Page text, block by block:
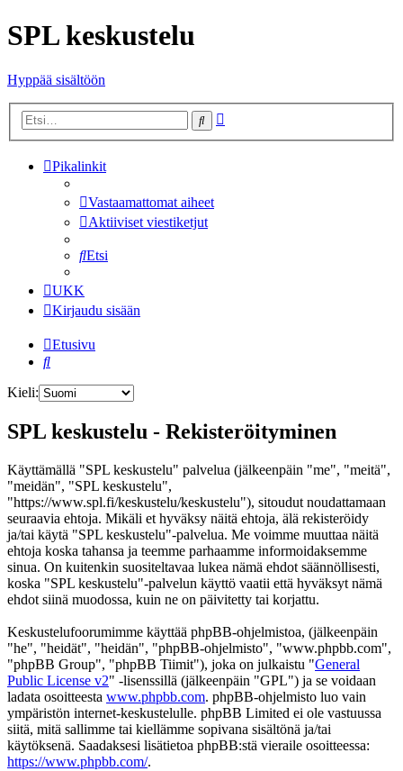
SPL keskustelu
Hyppää sisältöön
Etsi
Pikalinkit
Vastaamattomat aiheet
Aktiiviset viestiketjut
Etsi
UKK
Kirjaudu sisään
Etusivu
Etsi
Kieli:
SPL keskustelu - Rekisteröityminen
Käyttämällä "SPL keskustelu" palvelua (jälkeenpäin "me", "meitä",
"meidän", "SPL keskustelu",
"https://www.spl.fi/keskustelu/keskustelu"), sitoudut noudattamaan
seuraavia ehtoja. Mikäli et hyväksy näitä ehtoja, älä rekisteröidy
ja/tai käytä "SPL keskustelu"-palvelua. Me voimme muuttaa näitä
ehtoja koska tahansa ja teemme parhaamme informoidaksemme
sinua. On kuitenkin suositeltavaa lukea nämä ehdot säännöllisesti,
koska "SPL keskustelu"-palvelun käyttö vaatii että hyväksyt nämä
ehdot siinä muodossa, kuin ne on päivitetty tai korjattu.
Keskustelufoorumimme käyttää phpBB-ohjelmistoa, (jälkeenpäin
"he", "heidät", "heidän", "phpBB-ohjelmisto", "www.phpbb.com",
"phpBB Group", "phpBB Tiimit"), joka on julkaistu "General
Public License v2" -lisenssillä (jälkeenpäin "GPL") ja se voidaan
ladata osoitteesta www.phpbb.com. phpBB-ohjelmisto luo vain
ympäristön internet-keskustelulle. phpBB Limited ei ole vastuussa
siitä, mitä sallimme tai kiellämme sopivana sisältönä ja/tai
käytöksenä. Saadaksesi lisätietoa phpBB:stä vieraile osoitteessa:
https://www.phpbb.com/.